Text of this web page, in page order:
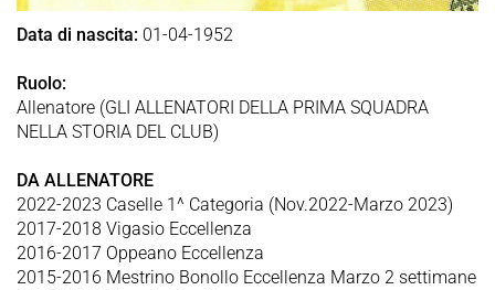
Data di nascita: 01-04-1952
Ruolo:
Allenatore (GLI ALLENATORI DELLA PRIMA SQUADRA
NELLA STORIA DEL CLUB)
DA ALLENATORE
2022-2023 Caselle 1^ Categoria (Nov.2022-Marzo 2023)
2017-2018 Vigasio Eccellenza
2016-2017 Oppeano Eccellenza
2015-2016 Mestrino Bonollo Eccellenza Marzo 2 settimane